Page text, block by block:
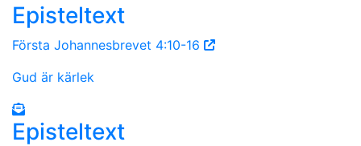
Episteltext
Första Johannesbrevet 4:10-16
Gud är kärlek
Episteltext